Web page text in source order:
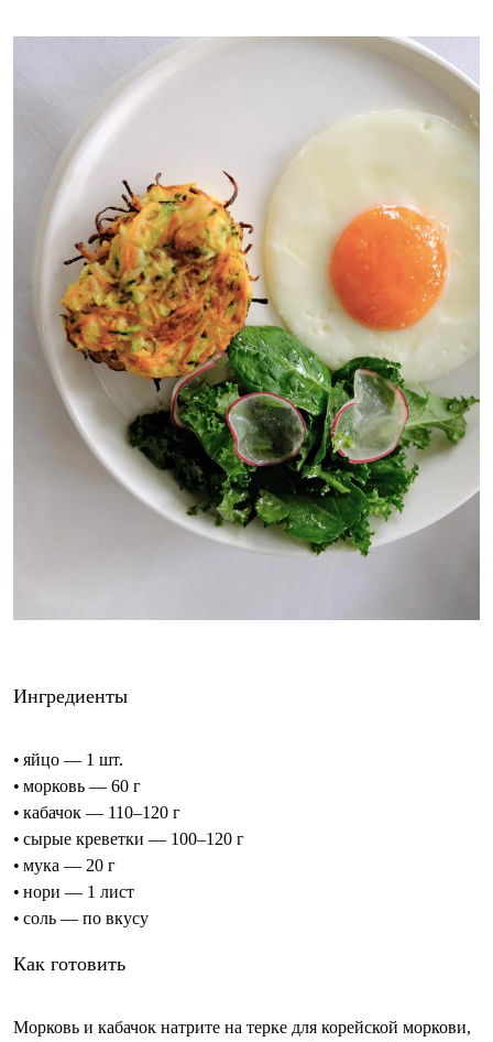
Ингредиенты
• яйцо — 1 шт.
• морковь — 60 г
• кабачок — 110–120 г
• сырые креветки — 100–120 г
• мука — 20 г
• нори — 1 лист
• соль — по вкусу
Как готовить
Морковь и кабачок натрите на терке для корейской моркови,